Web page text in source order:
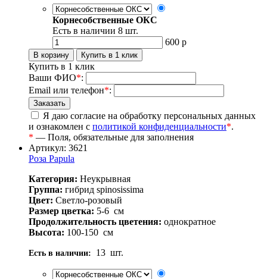
Корнесобственные ОКС
Есть в наличии 8 шт.
600 р
Купить в 1 клик
Ваши ФИО*:
Email или телефон*:
Я даю согласие на обработку персональных данных
и ознакомлен с политикой конфиденциальности*.
* — Поля, обязательные для заполнения
Артикул: 3621
Роза Papula
Категория: Неукрывная
Группа: гибрид spinosissima
Цвет: Светло-розовый
Размер цветка: 5-6 см
Продолжительность цветения: однократное
Высота: 100-150 см
Есть в наличии: 13 шт.